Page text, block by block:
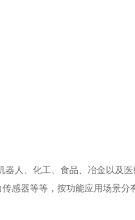
人、化工、食品、冶金以及
感器等等，按功能应用场景分